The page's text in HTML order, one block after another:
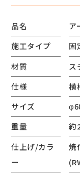
品名
ア
施工タイプ
固
材質
ス
仕様
横
サイズ
重量
約
仕上げ/カラ
ー
焼